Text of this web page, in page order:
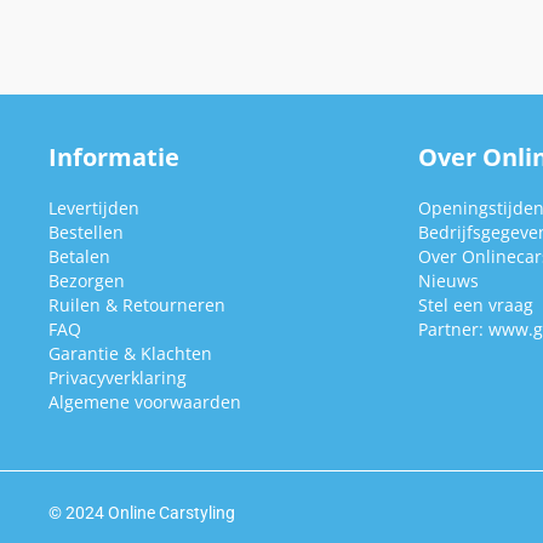
Informatie
Levertijden
Bestellen
Betalen
Bezorgen
Ruilen & Retourneren
FAQ
Garantie & Klachten
Privacyverklaring
Algemene voorwaarden
Over
Openingstijden
Over
Nieuws
Stel een vraag
Partner:
© 2024 Online Carstyling